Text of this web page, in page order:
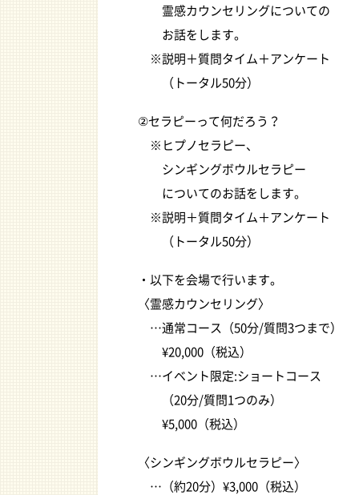
霊感カウンセリングについての
お話をします。
※説明＋質問タイム＋アンケート
（トータル50分）
②セラピーって何だろう？
※ヒプノセラピー、
シンギングボウルセラピー
についてのお話をします。
※説明＋質問タイム＋アンケート
（トータル50分）
・以下を会場で行います。
〈霊感カウンセリング〉
…通常コース（50分/質問3つまで）
¥20,000（税込）
…イベント限定:ショートコース
（20分/質問1つのみ）
¥5,000（税込）
〈シンギングボウルセラピー〉
…（約20分）¥3,000（税込）